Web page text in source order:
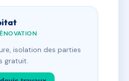
isolation des parties
gratuit.